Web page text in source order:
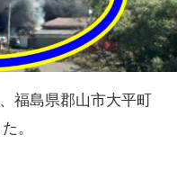
福島県郡山市大平町
。